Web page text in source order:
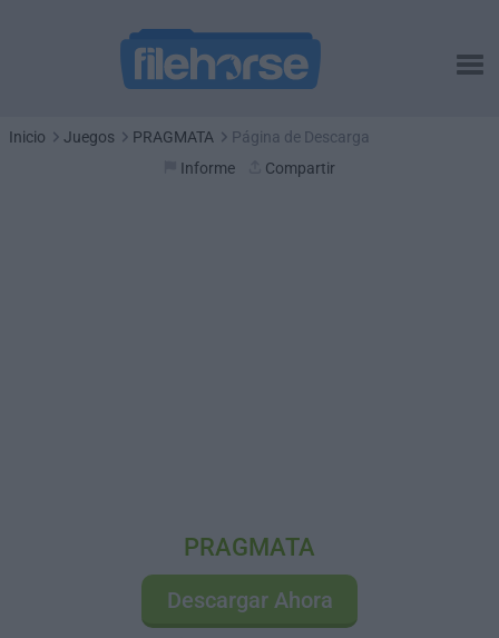
Inicio Juegos PRAGMATA
Página de Descarga
Informe
Compartir
PRAGMATA
Descargar Ahora